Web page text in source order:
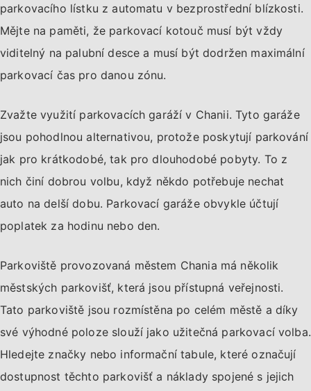
parkovacího lístku z automatu v bezprostřední blízkosti.
Mějte na paměti, že parkovací kotouč musí být vždy
viditelný na palubní desce a musí být dodržen maximální
parkovací čas pro danou zónu.
Zvažte využití parkovacích garáží v Chanii. Tyto garáže
jsou pohodlnou alternativou, protože poskytují parkování
jak pro krátkodobé, tak pro dlouhodobé pobyty. To z
nich činí dobrou volbu, když někdo potřebuje nechat
auto na delší dobu. Parkovací garáže obvykle účtují
poplatek za hodinu nebo den.
Parkoviště provozovaná městem Chania má několik
městských parkovišť, která jsou přístupná veřejnosti.
Tato parkoviště jsou rozmístěna po celém městě a díky
své výhodné poloze slouží jako užitečná parkovací volba.
Hledejte značky nebo informační tabule, které označují
dostupnost těchto parkovišť a náklady spojené s jejich